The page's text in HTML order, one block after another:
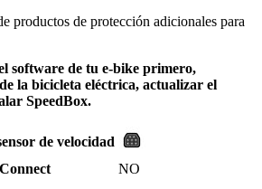
productos de protección adicionales para
software de tu e-bike primero,
la bicicleta eléctrica, actualizar el
SpeedBox.
de velocidad
NO